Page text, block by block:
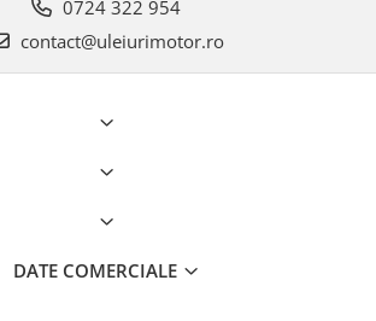
0724 322 954
contact@uleiurimotor.ro
DATE COMERCIALE